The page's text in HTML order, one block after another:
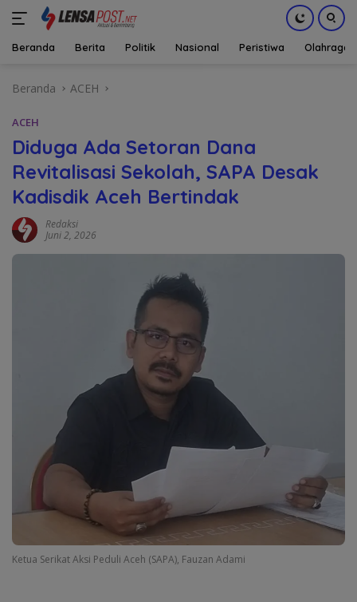
Beranda Berita Politik Nasional Peristiwa Olahraga
Beranda ACEH
ACEH
Diduga Ada Setoran Dana
Revitalisasi Sekolah, SAPA Desak
Kadisdik Aceh Bertindak
Redaksi
Juni 2, 2026
Ketua Serikat Aksi Peduli Aceh (SAPA), Fauzan Adami